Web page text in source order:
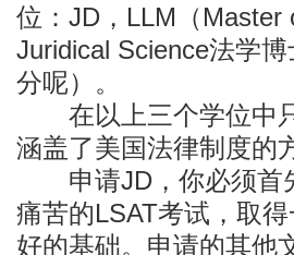
位：JD，LLM（Master
Juridical Science法学
分呢）。
在以上三个学位中只
涵盖了美国法律制度的
申请JD，你必须首
痛苦的LSAT考试，取
好的基础。申请的其他